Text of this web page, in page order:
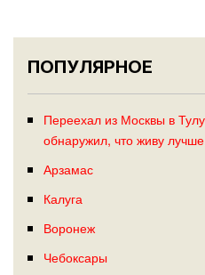
ПОПУЛЯРНОЕ
Переехал из Москвы в
обнаружил, что живу
Арзамас
Калуга
Воронеж
Чебоксары